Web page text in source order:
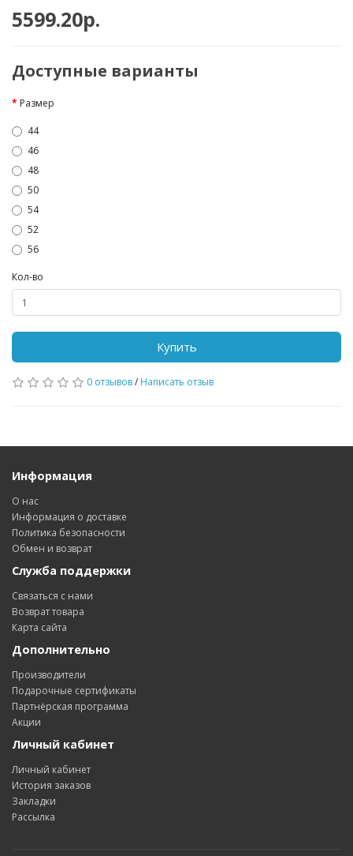
5599.20р.
Доступные варианты
Размер
44
46
48
50
54
52
56
Кол-во
Купить
0 отзывов/ Написать отзыв
Информация
О нас
Информация о доставке
Политика безопасности
Обмен и возврат
Служба поддержки
Связаться с нами
Возврат товара
Карта сайта
Дополнительно
Производители
Подарочные сертификаты
Партнёрская программа
Акции
Личный кабинет
Личный кабинет
История заказов
Закладки
Рассылка